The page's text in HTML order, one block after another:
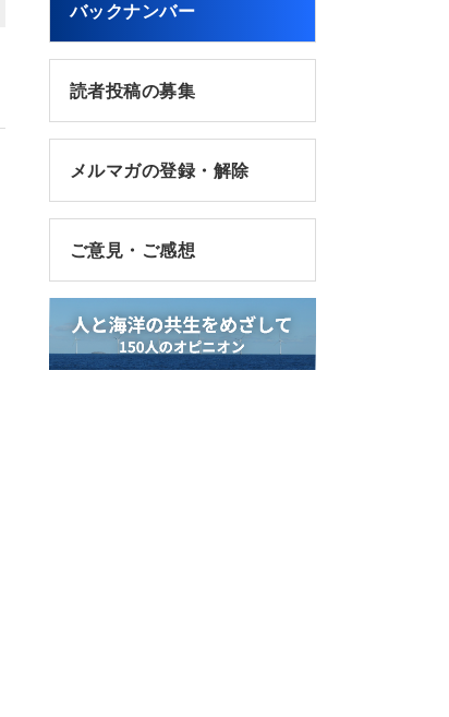
バックナンバー
読者投稿の募集
メルマガの登録・解除
ご意見・ご感想